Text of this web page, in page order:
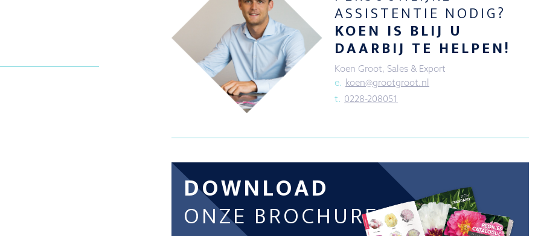
ASSISTENTIE NODIG?
KOEN IS BLIJ U
DAARBIJ TE HELPEN!
Koen Groot, Sales & Export
e. koen@grootgroot.nl
t. 0228-208051
DOWNLOAD
ONZE BROCHURE